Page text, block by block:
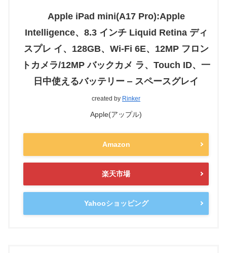
Apple iPad mini(A17 Pro):Apple
Intelligence、8.3 インチ Liquid Retina ディ
スプレ イ、128GB、Wi-Fi 6E、12MP フロン
トカメラ/12MP バックカメ ラ、Touch ID、一
日中使えるバッテリー ‒ スペースグレイ
created by Rinker
Apple(アップル)
Amazon
楽天市場
Yahooショッピング